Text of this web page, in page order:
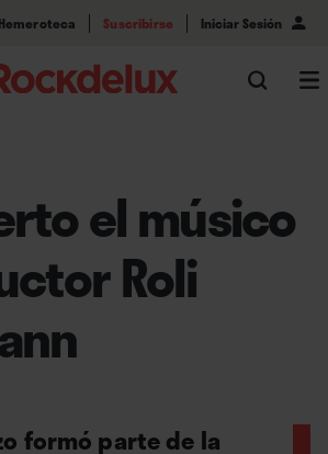
Hemeroteca Suscribirse Iniciar Sesión
el músico
Roli
formó parte de la